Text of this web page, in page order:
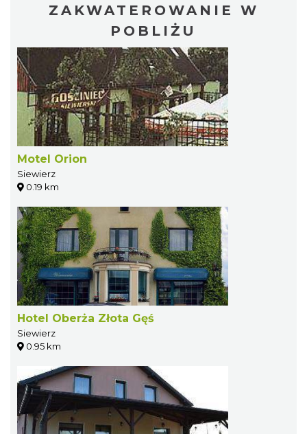
ZAKWATEROWANIE W
POBLIŻU
Motel Orion
Siewierz
0.19 km
Hotel Oberża Złota Gęś
Siewierz
0.95 km